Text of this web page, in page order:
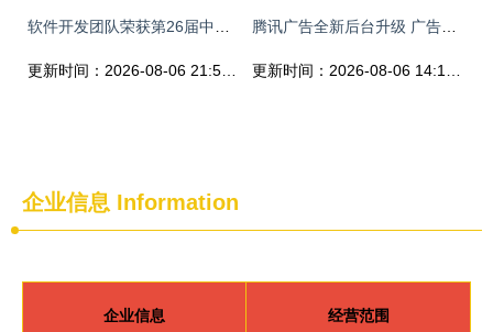
企业信息 Information
企业信息 经营范围